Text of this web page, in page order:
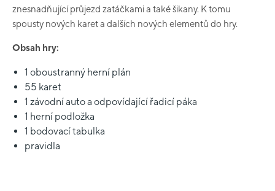
znesnadňující průjezd zatáčkami a také šikany. K tomu
spousty nových karet a dalších nových elementů do hry.
Obsah hry:
1 oboustranný herní plán
55 karet
1 závodní auto a odpovídající řadicí páka
1 herní podložka
1 bodovací tabulka
pravidla